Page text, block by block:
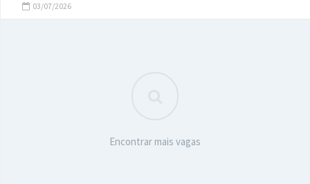
03/07/2026
Encontrar mais vagas